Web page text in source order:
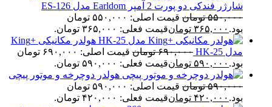
شارژر فندکی دو پورت 2 آمپر Earldom مدل ES-126
۵۵۰,۰۰۰ تومان
قیمت اصلی: ۵۵۰,۰۰۰ تومان
بود. ۳۶۵,۰۰۰ تومانقیمت فعلی: ۳۶۵,۰۰۰ تومان.
هولدر مکانیکی +King
مدل HK-25
۶۹۰,۰۰۰ تومان
قیمت اصلی: ۶۹۰,۰۰۰ تومان
بود. ۵۹۰,۰۰۰ تومانقیمت فعلی: ۵۹۰,۰۰۰ تومان.
هولدر دوچرخه و موتور پیچی
۵۹۰,۰۰۰ تومان
قیمت اصلی: ۵۹۰,۰۰۰ تومان
بود. ۴۲۰,۰۰۰ تومانقیمت فعلی: ۴۲۰,۰۰۰ تومان.